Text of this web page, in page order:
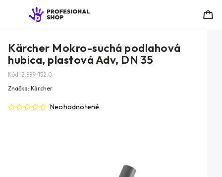
Kärcher Mokro-suchá podlahová
hubica, plastová Adv, DN 35
Kód: 2.889-152.0
Neohodnotené
Značka: Kärcher